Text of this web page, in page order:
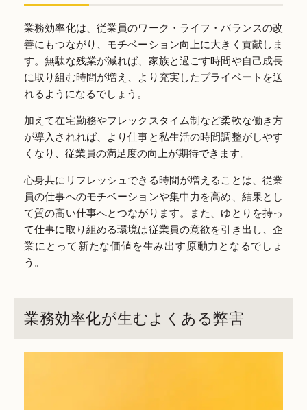
業務効率化は、従業員のワーク・ライフ・バランスの改
善にもつながり、モチベーション向上に大きく貢献しま
す。無駄な残業が減れば、家族と過ごす時間や自己成長
に取り組む時間が増え、より充実したプライベートを送
れるようになるでしょう。
加えて在宅勤務やフレックスタイム制など柔軟な働き方
が導入されれば、より仕事と私生活の時間調整がしやす
くなり、従業員の満足度の向上が期待できます。
心身共にリフレッシュできる時間が増えることは、従業
員の仕事へのモチベーションや集中力を高め、結果とし
て質の高い仕事へとつながります。また、ゆとりを持っ
て仕事に取り組める環境は従業員の意欲を引き出し、企
業にとって新たな価値を生み出す原動力となるでしょ
う。
業務効率化が生むよくある弊害